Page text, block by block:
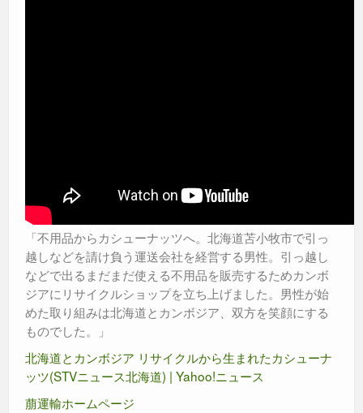
「不用品からカシューナッツへ。北海道苫小牧市で引っ
越しなどを請け負う運送会社を経営する男性。引っ越し
などで出るまだまだ使える不用品を販売するためカンボ
ジアにリサイクルショップを立ち上げました。男性が始
めた取り組みは北海道とカンボジア、双方を笑顔にする
ものでした。」
北海道とカンボジア リサイクルから生まれたカシューナ
ッツ(STVニュース北海道) | Yahoo!ニュース
萠運輸ホームページ